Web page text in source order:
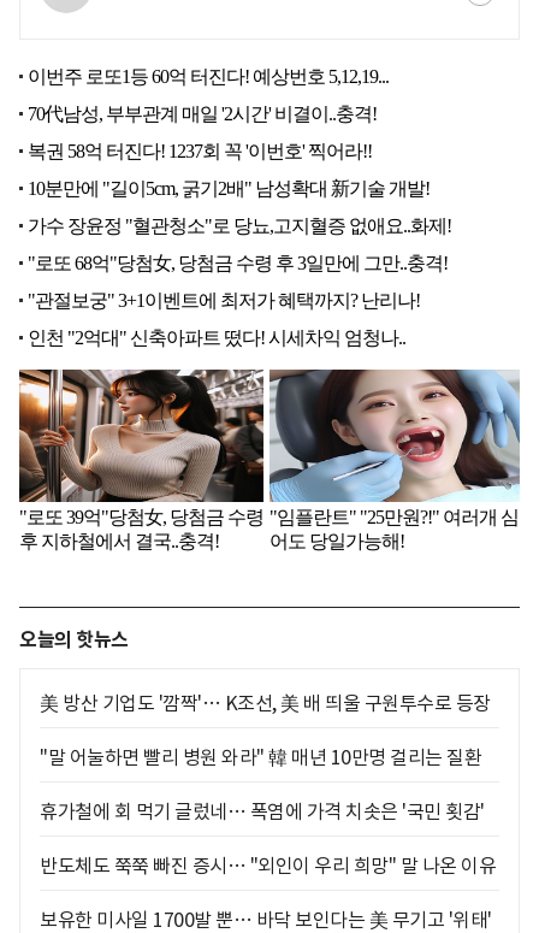
오늘의 핫뉴스
美 방산 기업도 '깜짝'… K조선, 美 배 띄울 구원투수로 등장
"말 어눌하면 빨리 병원 와라" 韓 매년 10만명 걸리는 질환
휴가철에 회 먹기 글렀네… 폭염에 가격 치솟은 '국민 횟감'
반도체도 쭉쭉 빠진 증시… "외인이 우리 희망" 말 나온 이유
보유한 미사일 1700발 뿐… 바닥 보인다는 美 무기고 '위태'